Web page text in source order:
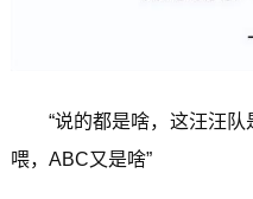
“说的都是啥，这汪汪
喂，ABC又是啥”